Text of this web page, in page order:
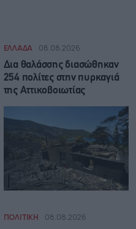
ΕΛΛΑΔΑ 08.08.2026
Δια θαλάσσης διασώθηκαν
254 πολίτες στην πυρκαγιά
της Αττικοβοιωτίας
ΠΟΛΙΤΙΚΗ 08.08.2026